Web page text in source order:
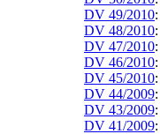
DV 49/2010:
DV 48/2010:
DV 47/2010:
DV 46/2010:
DV 45/2010:
DV 44/2009:
DV 43/2009:
DV 41/2009: